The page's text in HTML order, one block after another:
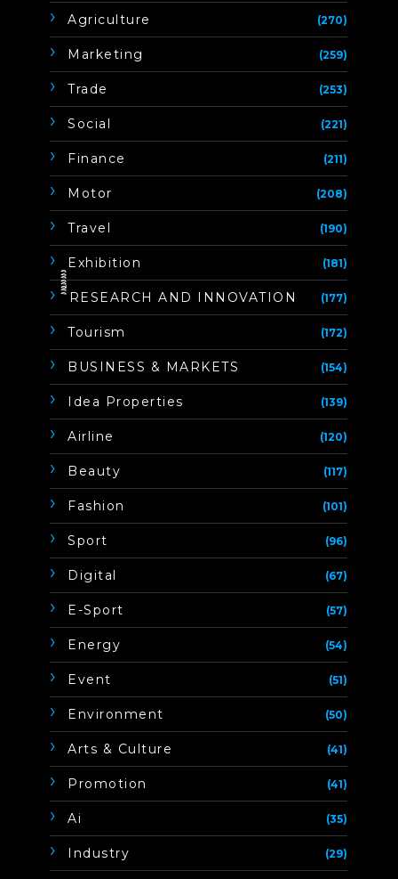
Agriculture (270)
Marketing (259)
Trade (253)
Social (221)
Finance (211)
Motor (208)
Travel (190)
Exhibition (181)
ิิีิิิิิRESEARCH AND INNOVATION (177)
Tourism (172)
BUSINESS & MARKETS (154)
Idea Properties (139)
Airline (120)
Beauty (117)
Fashion (101)
Sport (96)
Digital (67)
E-Sport (57)
Energy (54)
Event (51)
Environment (50)
Arts & Culture (41)
Promotion (41)
Ai (35)
Industry (29)